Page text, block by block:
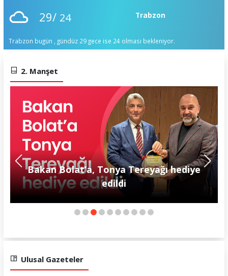
29/ 24 Trabzon
Trabzon bugün , gündüz 29 gece ise 24 olması bekleniyor.
2. Manşet
BEŞİKDÜZÜ'NDE ACI OLAY
Ulusal Gazeteler